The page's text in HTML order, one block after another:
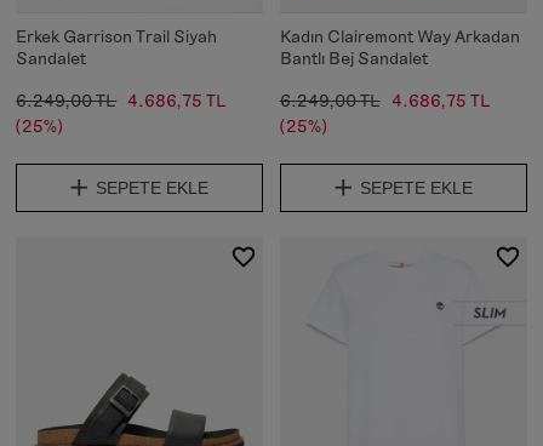
Erkek Garrison Trail Siyah
Sandalet
6.249,00 TL 4.686,75 TL
(25%)
SEPETE EKLE
Kadın Clairemont Way Arkadan
Bantlı Bej Sandalet
6.249,00 TL 4.686,75 TL
(25%)
SEPETE EKLE